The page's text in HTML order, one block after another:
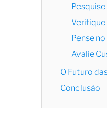
Pense
Avalie
O Futuro
Conclusão